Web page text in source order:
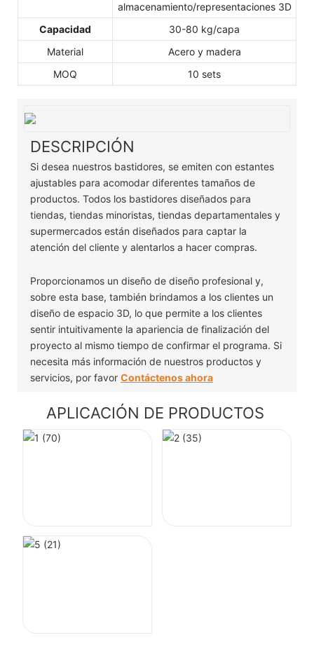
almacenamiento/representaciones 3D
Capacidad
30-80 kg/capa
Material
Acero y madera
MOQ
10 sets
DESCRIPCIÓN
Si desea nuestros bastidores, se emiten con estantes
ajustables para acomodar diferentes tamaños de
productos. Todos los bastidores diseñados para
tiendas, tiendas minoristas, tiendas departamentales y
supermercados están diseñados para captar la
atención del cliente y alentarlos a hacer compras.
Proporcionamos un diseño de diseño profesional y,
sobre esta base, también brindamos a los clientes un
diseño de espacio 3D, lo que permite a los clientes
sentir intuitivamente la apariencia de finalización del
proyecto al mismo tiempo de confirmar el programa. Si
necesita más información de nuestros productos y
servicios, por favor Contáctenos ahora
APLICACIÓN DE PRODUCTOS